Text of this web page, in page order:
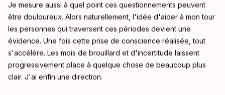
Je mesure aussi à quel point ces questionnements peuvent
être douloureux. Alors naturellement, l'idée d'aider à mon tour
les personnes qui traversent ces périodes devient une
évidence. Une fois cette prise de conscience réalisée, tout
s'accélère. Les mois de brouillard et d'incertitude laissent
progressivement place à quelque chose de beaucoup plus
clair. J'ai enfin une direction.